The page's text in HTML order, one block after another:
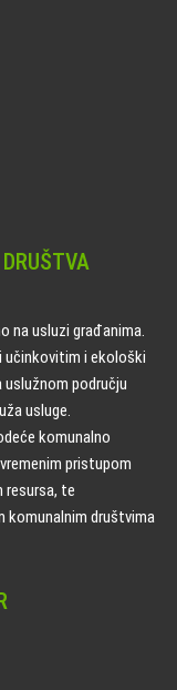
na usluzi građanima.
učinkovitim i ekološki
području
usluge.
komunalno
pristupom
te
komunalnim društvima